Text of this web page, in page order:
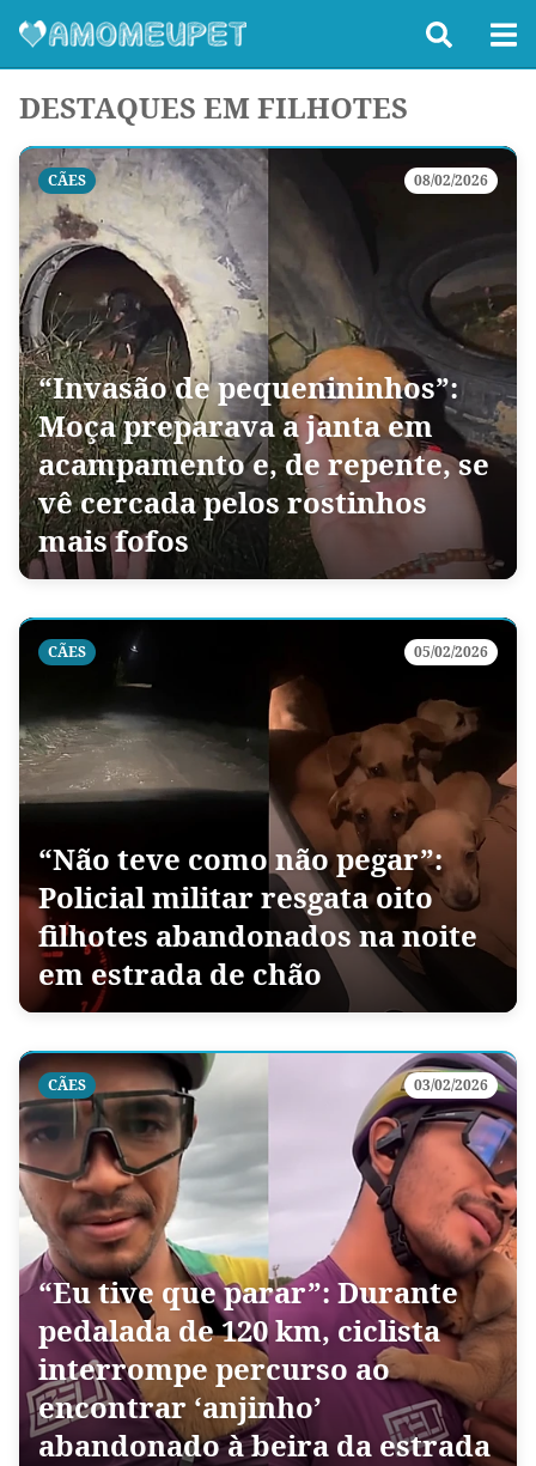
DESTAQUES EM FILHOTES
CÃES 08/02/2026
“Invasão de pequenininhos”:
Moça preparava a janta em
acampamento e, de repente, se
vê cercada pelos rostinhos
mais fofos
CÃES 05/02/2026
“Não teve como não pegar”:
Policial militar resgata oito
filhotes abandonados na noite
em estrada de chão
CÃES 03/02/2026
“Eu tive que parar”: Durante
pedalada de 120 km, ciclista
interrompe percurso ao
encontrar ‘anjinho’
abandonado à beira da estrada